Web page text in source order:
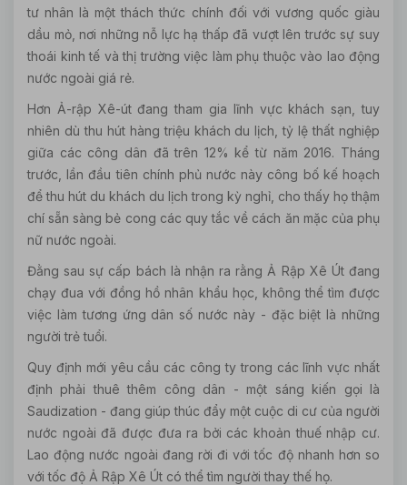
tư nhân là một thách thức chính đối với vương quốc giàu
dầu mỏ, nơi những nỗ lực hạ thấp đã vượt lên trước sự suy
thoái kinh tế và thị trường việc làm phụ thuộc vào lao động
nước ngoài giá rẻ.
Hơn Ả-rập Xê-út đang tham gia lĩnh vực khách sạn, tuy
nhiên dù thu hút hàng triệu khách du lịch, tỷ lệ thất nghiệp
giữa các công dân đã trên 12% kể từ năm 2016. Tháng
trước, lần đầu tiên chính phủ nước này công bố kế hoạch
để thu hút du khách du lịch trong kỳ nghỉ, cho thấy họ thậm
chí sẵn sàng bẻ cong các quy tắc về cách ăn mặc của phụ
nữ nước ngoài.
Đằng sau sự cấp bách là nhận ra rằng Ả Rập Xê Út đang
chạy đua với đồng hồ nhân khẩu học, không thể tìm được
việc làm tương ứng dân số nước này - đặc biệt là những
người trẻ tuổi.
Quy định mới yêu cầu các công ty trong các lĩnh vực nhất
định phải thuê thêm công dân - một sáng kiến gọi là
Saudization - đang giúp thúc đẩy một cuộc di cư của người
nước ngoài đã được đưa ra bởi các khoản thuế nhập cư.
Lao động nước ngoài đang rời đi với tốc độ nhanh hơn so
với tốc độ Ả Rập Xê Út có thể tìm người thay thế họ.